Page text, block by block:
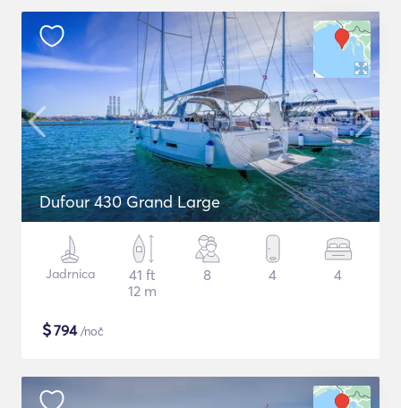
Dufour 430 Grand Large
Jadrnica
41 ft
12 m
8 4 4
$794/noč